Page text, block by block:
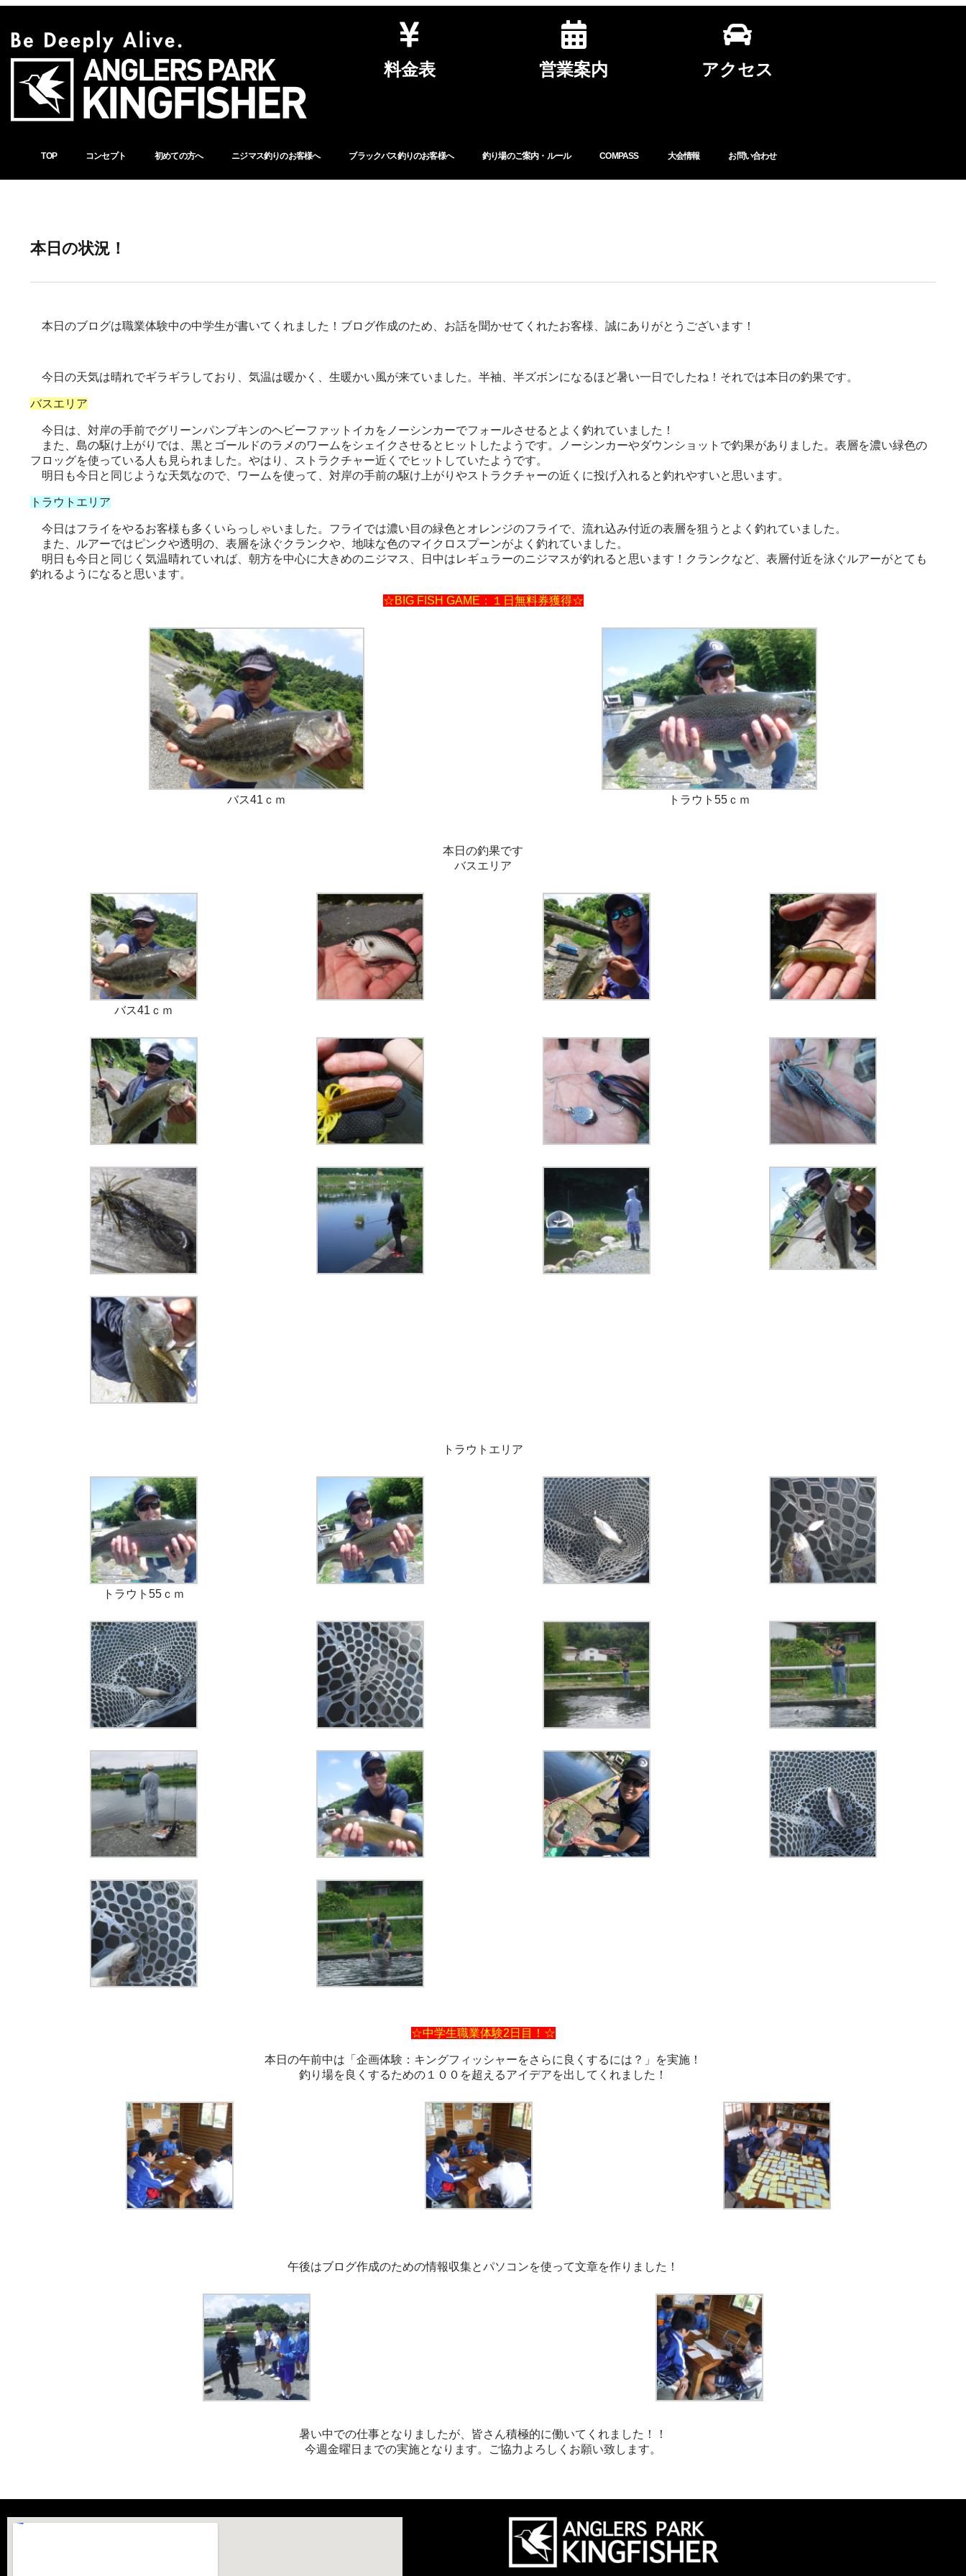
料金表 営業案内 アクセス
TOP コンセプト 初めての方へ ニジマス釣りのお客様へ ブラックバス釣りのお客様へ 釣り場のご案内・ルール COMPASS 大会情報 お問い合わせ
本日の状況！
本日のブログは職業体験中の中学生が書いてくれました！ブログ作成のため、お話を聞かせてくれたお客様、誠にありがとうございます！
今日の天気は晴れでギラギラしており、気温は暖かく、生暖かい風が来ていました。半袖、半ズボンになるほど暑い一日でしたね！それでは本日の釣果です。
バスエリア
今日は、対岸の手前でグリーンパンプキンのヘビーファットイカをノーシンカーでフォールさせるとよく釣れていました！
また、島の駆け上がりでは、黒とゴールドのラメのワームをシェイクさせるとヒットしたようです。ノーシンカーやダウンショットで釣果がありました。表層を濃い緑色の
フロッグを使っている人も見られました。やはり、ストラクチャー近くでヒットしていたようです。
明日も今日と同じような天気なので、ワームを使って、対岸の手前の駆け上がりやストラクチャーの近くに投げ入れると釣れやすいと思います。
トラウトエリア
今日はフライをやるお客様も多くいらっしゃいました。フライでは濃い目の緑色とオレンジのフライで、流れ込み付近の表層を狙うとよく釣れていました。
また、ルアーではピンクや透明の、表層を泳ぐクランクや、地味な色のマイクロスプーンがよく釣れていました。
明日も今日と同じく気温晴れていれば、朝方を中心に大きめのニジマス、日中はレギュラーのニジマスが釣れると思います！クランクなど、表層付近を泳ぐルアーがとても
釣れるようになると思います。
☆BIG FISH GAME：１日無料券獲得☆
バス41ｃｍ トラウト55ｃｍ
本日の釣果です
バスエリア
バス41ｃｍ
トラウトエリア
トラウト55ｃｍ
☆中学生職業体験2日目！☆
本日の午前中は「企画体験：キングフィッシャーをさらに良くするには？」を実施！
釣り場を良くするための１００を超えるアイデアを出してくれました！
午後はブログ作成のための情報収集とパソコンを使って文章を作りました！
暑い中での仕事となりましたが、皆さん積極的に働いてくれました！！
今週金曜日までの実施となります。ご協力よろしくお願い致します。